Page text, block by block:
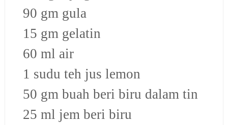
90 gm gula
15 gm gelatin
60 ml air
1 sudu teh jus lemon
50 gm buah beri biru dalam tin
25 ml jem beri biru